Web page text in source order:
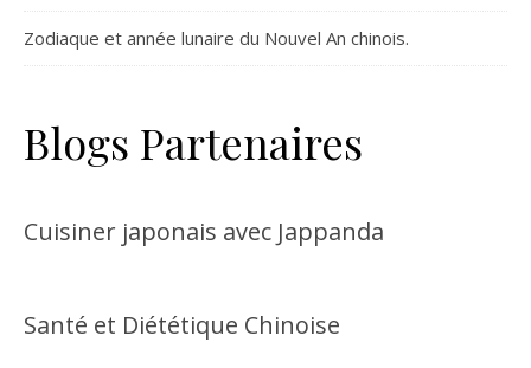
Zodiaque et année lunaire du Nouvel An chinois.
Blogs Partenaires
Cuisiner japonais avec Jappanda
Santé et Diététique Chinoise